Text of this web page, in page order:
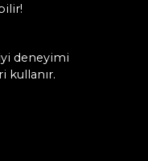
deneyimi
kullanır.